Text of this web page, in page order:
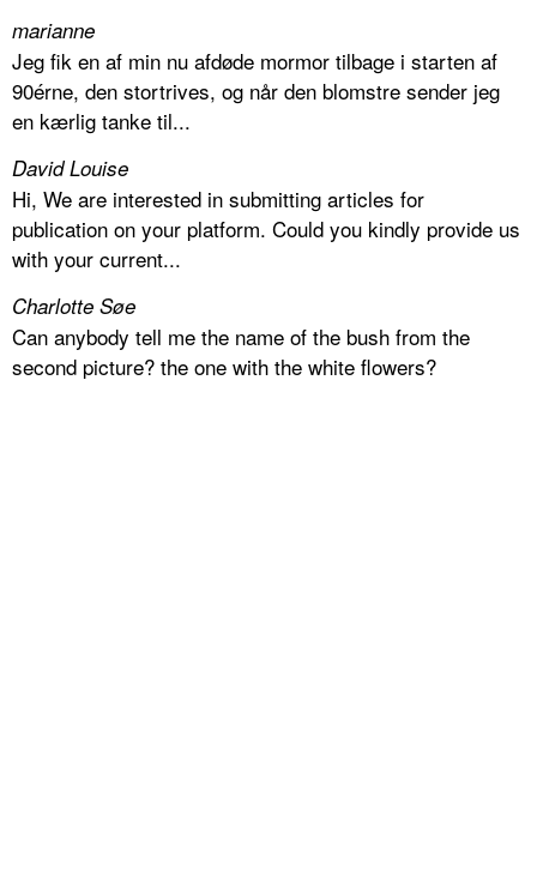
marianne
Jeg fik en af min nu afdøde mormor tilbage i starten af
90érne, den stortrives, og når den blomstre sender jeg
en kærlig tanke til...
David Louise
Hi, We are interested in submitting articles for
publication on your platform. Could you kindly provide us
with your current...
Charlotte Søe
Can anybody tell me the name of the bush from the
second picture? the one with the white flowers?